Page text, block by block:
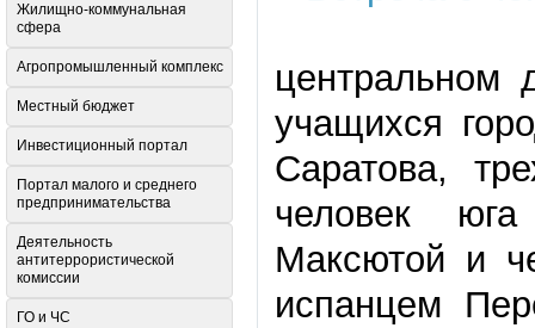
центральном
учащихся
Саратова,
человек
Максютой и
испанцем
Жилищно-коммунальная
сфера
Агропромышленный комплекс
Местный бюджет
Инвестиционный портал
Портал малого и среднего
предпринимательства
Деятельность
антитеррористической
комиссии
ГО и ЧС